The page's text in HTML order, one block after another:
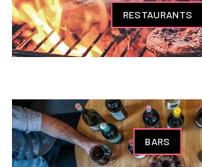
RESTAURANTS
BARS